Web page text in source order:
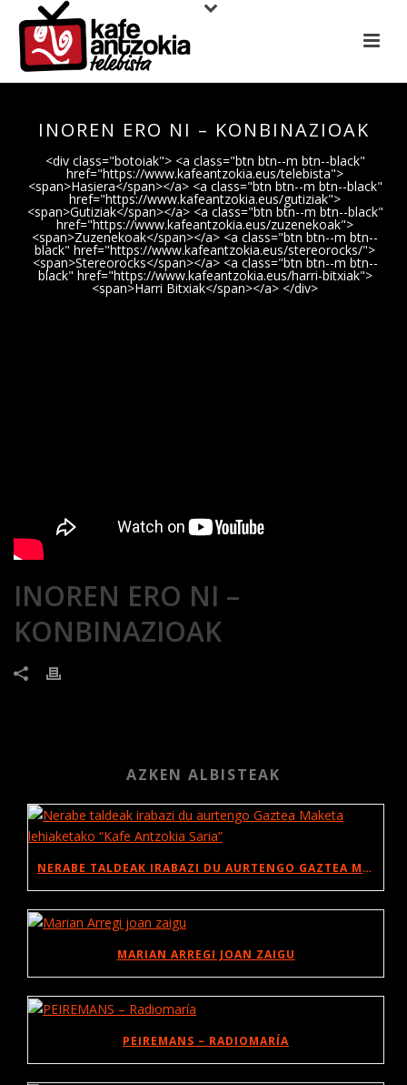
INOREN ERO NI – KONBINAZIOAK
<div class="botoiak"> <a class="btn btn--m btn--black"
href="https://www.kafeantzokia.eus/telebista">
<span>Hasiera</span></a> <a class="btn btn--m btn--black"
href="https://www.kafeantzokia.eus/gutiziak">
<span>Gutiziak</span></a> <a class="btn btn--m btn--black"
href="https://www.kafeantzokia.eus/zuzenekoak">
<span>Zuzenekoak</span></a> <a class="btn btn--m btn--
black" href="https://www.kafeantzokia.eus/stereorocks/">
<span>Stereorocks</span></a> <a class="btn btn--m btn--
black" href="https://www.kafeantzokia.eus/harri-bitxiak">
<span>Harri Bitxiak</span></a> </div>
INOREN ERO NI –
KONBINAZIOAK
AZKEN ALBISTEAK
NERABE TALDEAK IRABAZI DU AURTENGO GAZTEA MAKETA LEHIAKETAKO “KAFE ANTZOKIA SARIA”
MARIAN ARREGI JOAN ZAIGU
PEIREMANS – RADIOMARÍA